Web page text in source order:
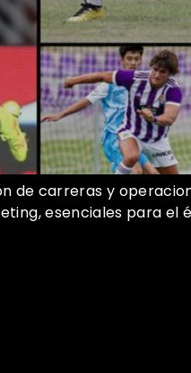
de carreras y
esenciales para el